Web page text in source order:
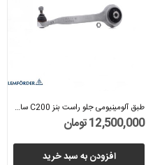
طبق آلومینیومی جلو راست بنز C200 سال های 2012...
12,500,000 تومان
افزودن به سبد خرید